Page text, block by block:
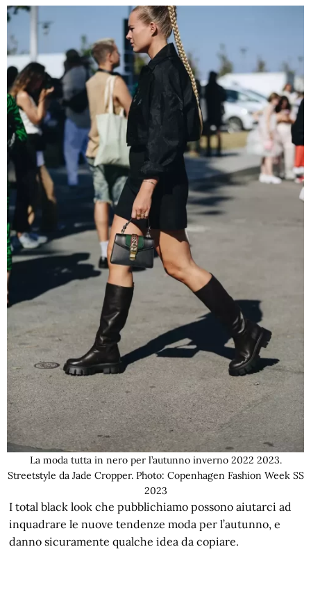
La moda tutta in nero per l’autunno inverno 2022 2023.
Streetstyle da Jade Cropper. Photo: Copenhagen Fashion Week SS
2023
I total black look che pubblichiamo possono aiutarci ad
inquadrare le nuove tendenze moda per l’autunno, e
danno sicuramente qualche idea da copiare.